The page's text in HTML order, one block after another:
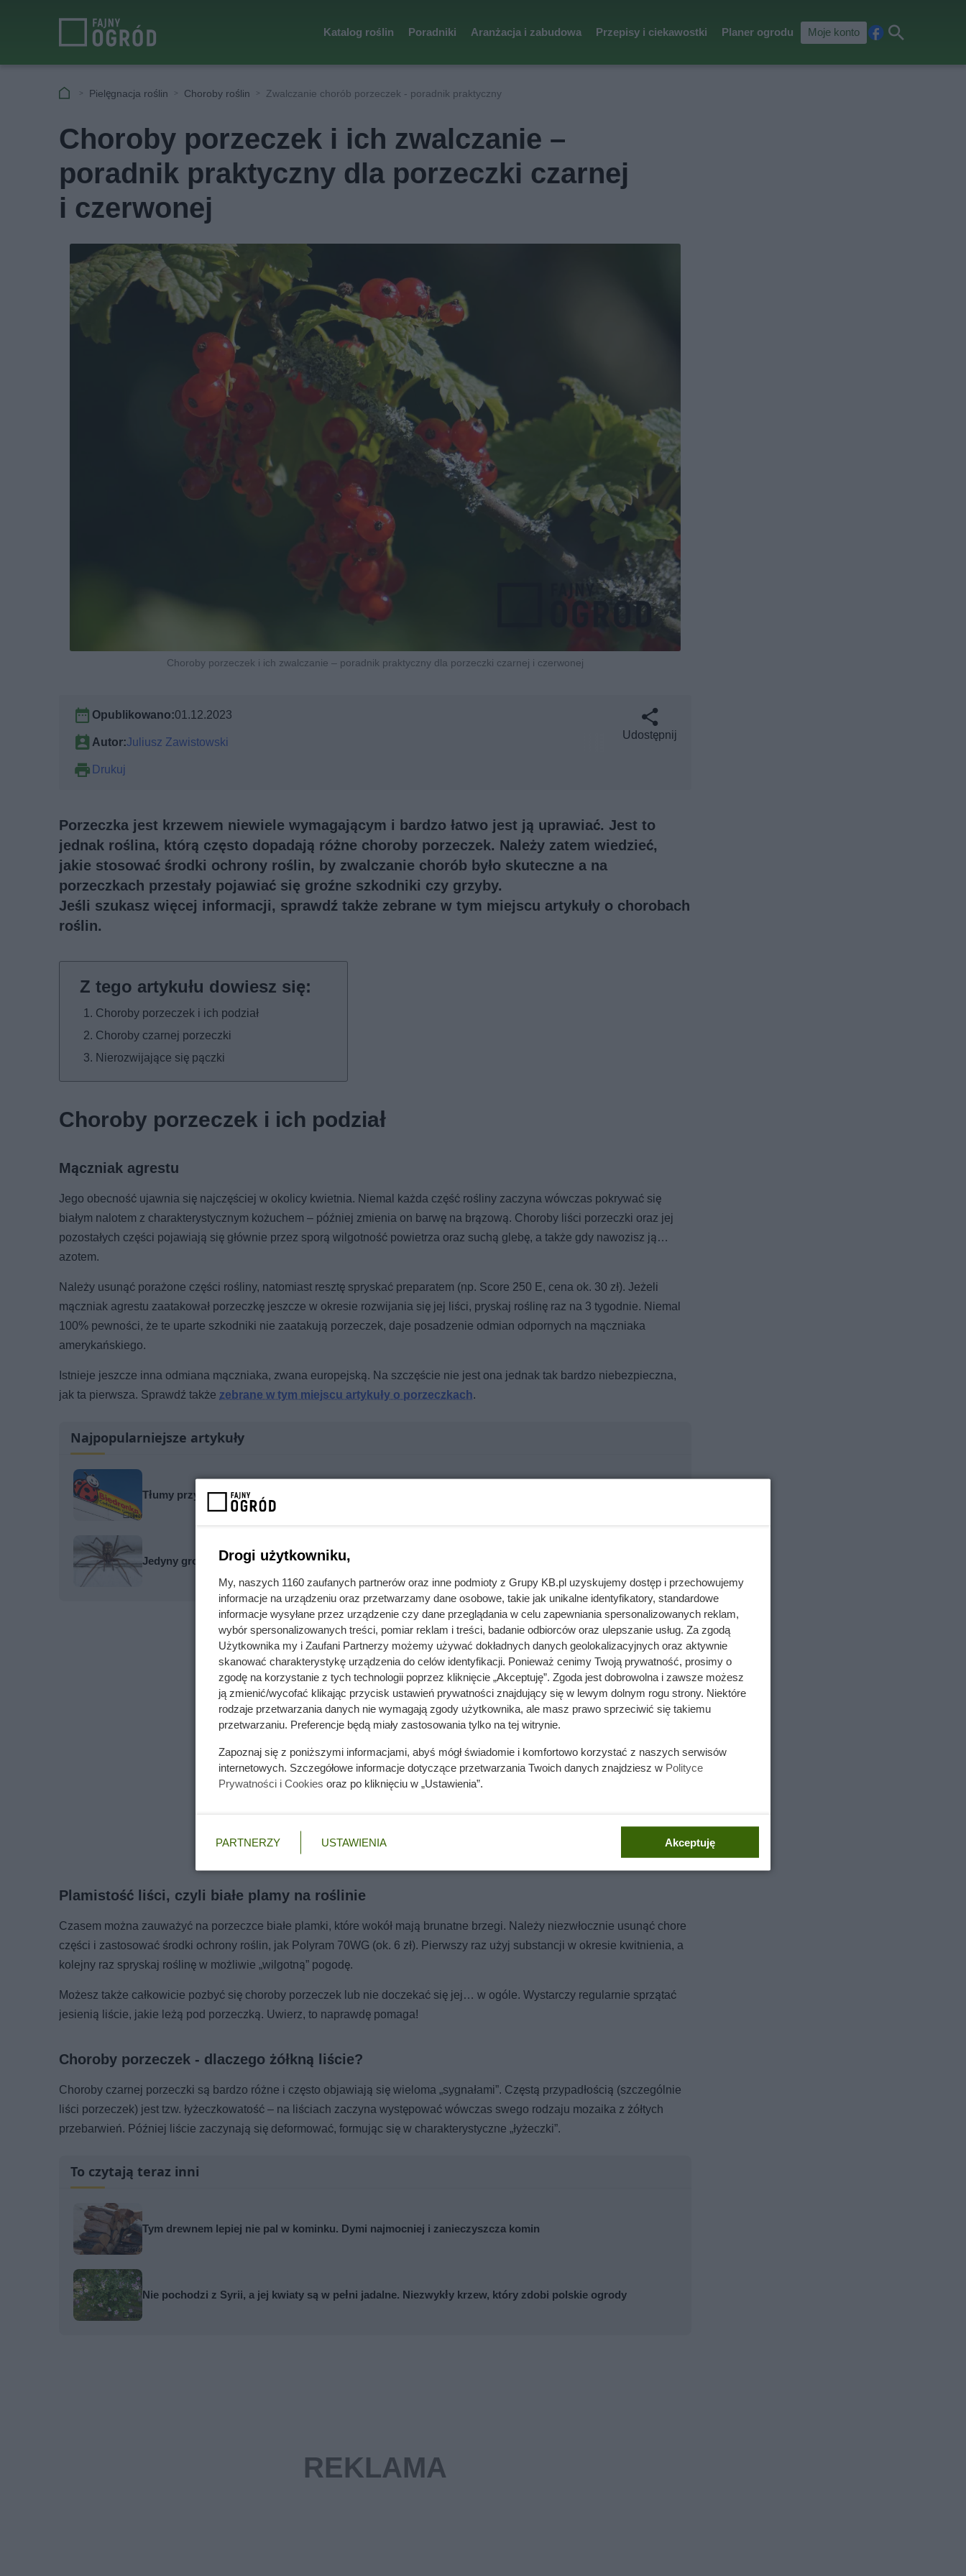
Katalog roślin Poradniki Aranżacja i zabudowa Przepisy i ciekawostki Planer ogrodu Moje konto
cebkaj
Pielęgnacja roślin Choroby roślin Zwalczanie chorób porzeczek - poradnik praktyczny
Choroby porzeczek i ich zwalczanie –
poradnik praktyczny dla porzeczki czarnej
i czerwonej
Choroby porzeczek i ich zwalczanie – poradnik praktyczny dla porzeczki czarnej i czerwonej
Opublikowano:01.12.2023
Autor:Juliusz Zawistowski
Drukuj
Udostępnij
Porzeczka jest krzewem niewiele wymagającym i bardzo łatwo jest ją uprawiać. Jest to
jednak roślina, którą często dopadają różne choroby porzeczek. Należy zatem wiedzieć,
jakie stosować środki ochrony roślin, by zwalczanie chorób było skuteczne a na
porzeczkach przestały pojawiać się groźne szkodniki czy grzyby.
Jeśli szukasz więcej informacji, sprawdź także zebrane w tym miejscu artykuły o chorobach
roślin.
Choroby porzeczek i ich podział
Choroby czarnej porzeczki
Nierozwijające się pączki
Choroby porzeczek i ich podział
Mączniak agrestu
Jego obecność ujawnia się najczęściej w okolicy kwietnia. Niemal każda część rośliny zaczyna wówczas pokrywać się
białym nalotem z charakterystycznym kożuchem – później zmienia on barwę na brązową. Choroby liści porzeczki oraz jej
pozostałych części pojawiają się głównie przez sporą wilgotność powietrza oraz suchą glebę, a także gdy nawozisz ją…
azotem.
Należy usunąć porażone części rośliny, natomiast resztę spryskać preparatem (np. Score 250 E, cena ok. 30 zł). Jeżeli
mączniak agrestu zaatakował porzeczkę jeszcze w okresie rozwijania się jej liści, pryskaj roślinę raz na 3 tygodnie. Niemal
100% pewności, że te uparte szkodniki nie zaatakują porzeczek, daje posadzenie odmian odpornych na mączniaka
amerykańskiego.
Istnieje jeszcze inna odmiana mączniaka, zwana europejską. Na szczęście nie jest ona jednak tak bardzo niebezpieczna,
jak ta pierwsza. Sprawdź także zebrane w tym miejscu artykuły o porzeczkach.
Najpopularniejsze artykuły
Tłumy przy kasach w Biedronce! Rabaty do 60% i jedna promocja 5+5 przyciąga klientów
Jedyny groźny pająk w Polsce właśnie wchodzi do domów. Polacy nie wiedzą, jak reagować
Plamistość liści, czyli białe plamy na roślinie
Czasem można zauważyć na porzeczce białe plamki, które wokół mają brunatne brzegi. Należy niezwłocznie usunąć chore
części i zastosować środki ochrony roślin, jak Polyram 70WG (ok. 6 zł). Pierwszy raz użyj substancji w okresie kwitnienia, a
kolejny raz spryskaj roślinę w możliwie „wilgotną” pogodę.
Możesz także całkowicie pozbyć się choroby porzeczek lub nie doczekać się jej… w ogóle. Wystarczy regularnie sprzątać
jesienią liście, jakie leżą pod porzeczką. Uwierz, to naprawdę pomaga!
Choroby porzeczek - dlaczego żółkną liście?
Choroby czarnej porzeczki są bardzo różne i często objawiają się wieloma „sygnałami”. Częstą przypadłością (szczególnie
liści porzeczek) jest tzw. łyżeczkowatość – na liściach zaczyna występować wówczas swego rodzaju mozaika z żółtych
przebarwień. Później liście zaczynają się deformować, formując się w charakterystyczne „łyżeczki”.
To czytają teraz inni
Tym drewnem lepiej nie pal w kominku. Dymi najmocniej i zanieczyszcza komin
Nie pochodzi z Syrii, a jej kwiaty są w pełni jadalne. Niezwykły krzew, który zdobi polskie ogrody
Drogi użytkowniku,
My, naszych 1160 zaufanych partnerów oraz inne podmioty z Grupy KB.pl uzyskujemy dostęp i przechowujemy
informacje na urządzeniu oraz przetwarzamy dane osobowe, takie jak unikalne identyfikatory, standardowe
informacje wysyłane przez urządzenie czy dane przeglądania w celu zapewniania spersonalizowanych reklam,
wybór spersonalizowanych treści, pomiar reklam i treści, badanie odbiorców oraz ulepszanie usług. Za zgodą
Użytkownika my i Zaufani Partnerzy możemy używać dokładnych danych geolokalizacyjnych oraz aktywnie
skanować charakterystykę urządzenia do celów identyfikacji. Ponieważ cenimy Twoją prywatność, prosimy o
zgodę na korzystanie z tych technologii poprzez kliknięcie „Akceptuję”. Zgoda jest dobrowolna i zawsze możesz
ją zmienić/wycofać klikając przycisk ustawień prywatności znajdujący się w lewym dolnym rogu strony. Niektóre
rodzaje przetwarzania danych nie wymagają zgody użytkownika, ale masz prawo sprzeciwić się takiemu
przetwarzaniu. Preferencje będą miały zastosowania tylko na tej witrynie.
Zapoznaj się z poniższymi informacjami, abyś mógł świadomie i komfortowo korzystać z naszych serwisów
internetowych. Szczegółowe informacje dotyczące przetwarzania Twoich danych znajdziesz w Polityce
Prywatności i Cookies oraz po kliknięciu w „Ustawienia”.
PARTNERZY USTAWIENIA Akceptuję